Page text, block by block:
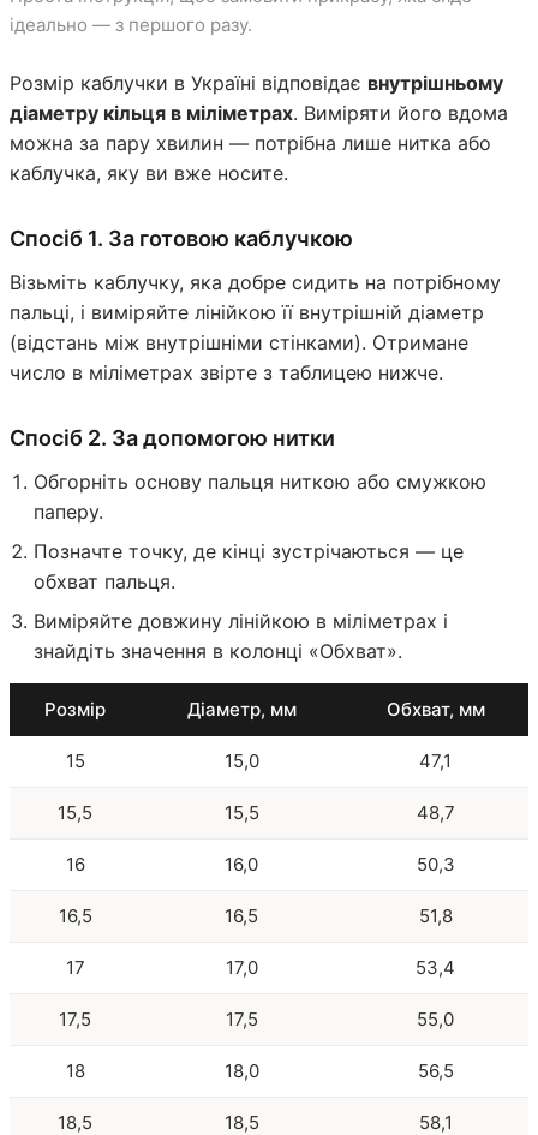
ідеально — з першого разу.
Розмір каблучки в Україні відповідає внутрішньому
діаметру кільця в міліметрах. Виміряти його вдома
можна за пару хвилин — потрібна лише нитка або
каблучка, яку ви вже носите.
Спосіб 1. За готовою каблучкою
Візьміть каблучку, яка добре сидить на потрібному
пальці, і виміряйте лінійкою її внутрішній діаметр
(відстань між внутрішніми стінками). Отримане
число в міліметрах звірте з таблицею нижче.
Спосіб 2. За допомогою нитки
Обгорніть основу пальця ниткою або смужкою
паперу.
Позначте точку, де кінці зустрічаються — це
обхват пальця.
Виміряйте довжину лінійкою в міліметрах і
знайдіть значення в колонці «Обхват».
Розмір Діаметр, мм Обхват, мм
15 15,0 47,1
15,5 15,5 48,7
16 16,0 50,3
16,5 16,5 51,8
17 17,0 53,4
17,5 17,5 55,0
18 18,0 56,5
18,5 18,5 58,1